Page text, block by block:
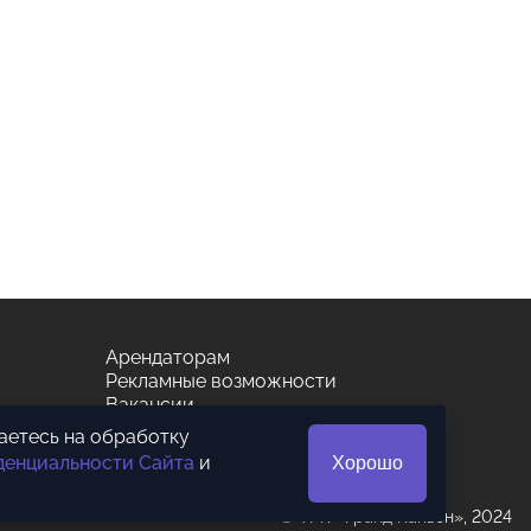
Арендаторам
Рекламные возможности
Вакансии
Правовая информация
© ТРК «Гранд Каньон», 2024
на обработку
Сайта и
Хорошо